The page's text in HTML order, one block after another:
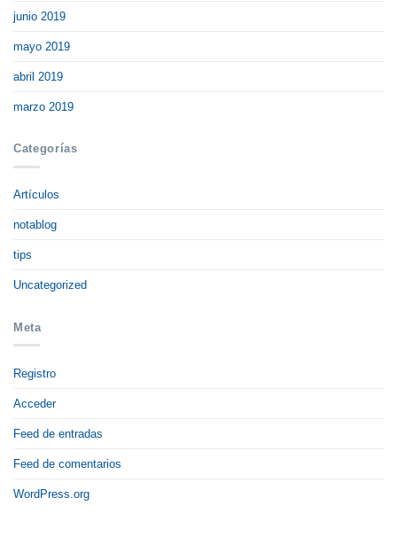
junio 2019
mayo 2019
abril 2019
marzo 2019
Categorías
Artículos
notablog
tips
Uncategorized
Meta
Registro
Acceder
Feed de entradas
Feed de comentarios
WordPress.org